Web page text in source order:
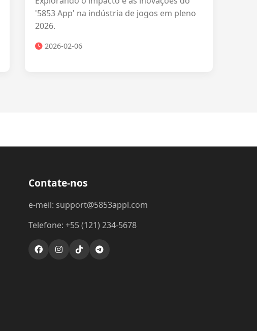
'5853 App' na indústria de jogos em pleno
2026.
2026-02-06
Contate-nos
e-meil: support@5853appl.com
Telefone: +55 (121) 234-5678